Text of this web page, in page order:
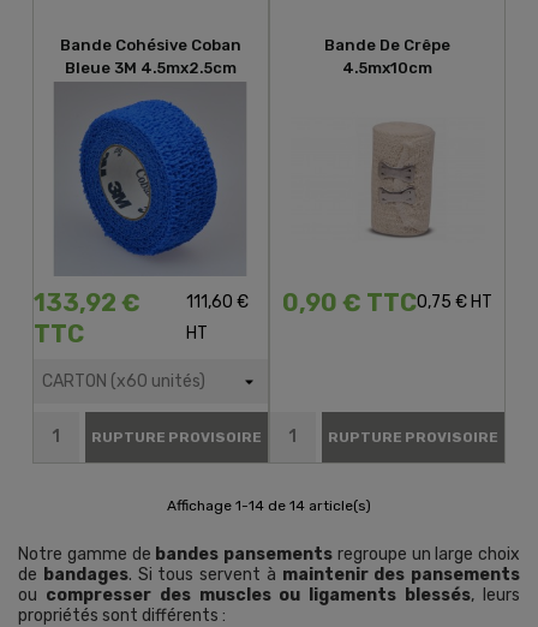
Bande Cohésive Coban
Bleue 3M 4.5mx2.5cm
133,92 €
TTC
111,60 €
HT
RUPTURE PROVISOIRE
Bande De Crêpe
4.5mx10cm
0,90 € TTC0,75 € HT
RUPTURE PROVISOIRE
Affichage 1-14 de 14 article(s)
Notre gamme de bandes pansements regroupe un large choix
de bandages. Si tous servent à maintenir des pansements
ou compresser des muscles ou ligaments blessés, leurs
propriétés sont différents :